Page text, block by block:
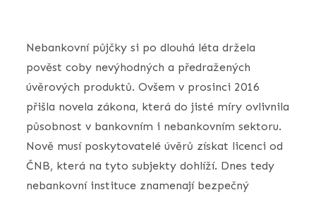
Nebankovní půjčky si po dlouhá léta držela
pověst coby nevýhodných a předražených
úvěrových produktů. Ovšem v prosinci 2016
přišla novela zákona, která do jisté míry ovlivnila
působnost v bankovním i nebankovním sektoru.
Nově musí poskytovatelé úvěrů získat licenci od
ČNB, která na tyto subjekty dohlíží. Dnes tedy
nebankovní instituce znamenají bezpečný